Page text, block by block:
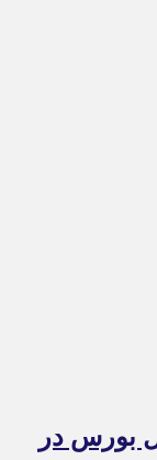
بورس در